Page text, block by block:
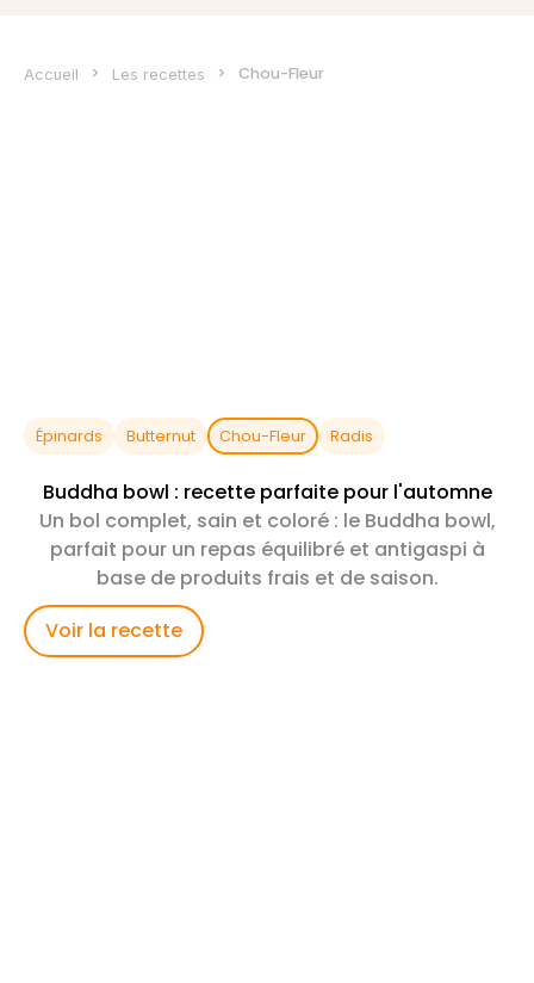
Accueil > Les recettes > Chou-Fleur
Épinards Butternut Chou-Fleur Radis
Buddha bowl : recette parfaite pour l'automne
Un bol complet, sain et coloré : le Buddha bowl,
parfait pour un repas équilibré et antigaspi à
base de produits frais et de saison.
Voir la recette